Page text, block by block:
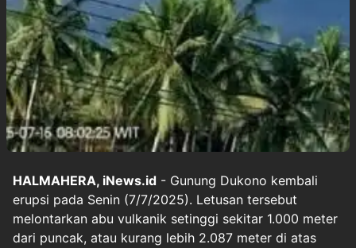
HALMAHERA, iNews.id - Gunung Dukono kembali
erupsi pada Senin (7/7/2025). Letusan tersebut
melontarkan abu vulkanik setinggi sekitar 1.000 meter
dari puncak, atau kurang lebih 2.087 meter di atas